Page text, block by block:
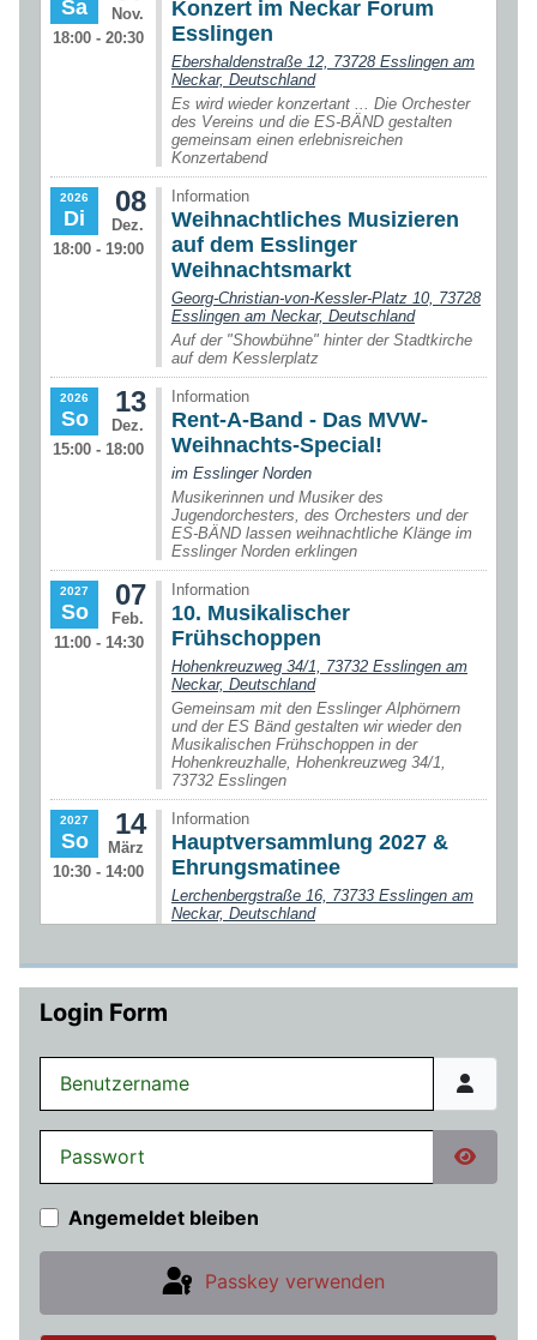
Login Form
Angemeldet bleiben
Passkey verwenden